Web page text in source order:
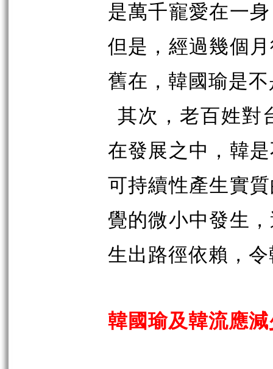
是萬千寵愛在一
但是，經過幾個
舊在，韓國瑜是
其次，老百姓對
在發展之中，韓
可持續性產生實
覺的微小中發生
生出路徑依賴，
韓國瑜及韓流應